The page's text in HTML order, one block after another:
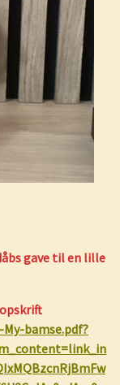
gave til en lille
bamse.pdf?